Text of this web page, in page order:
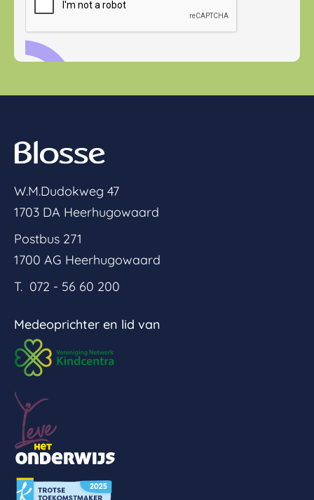
W.M.Dudokweg 47
1703 DA Heerhugowaard
Postbus 271
1700 AG Heerhugowaard
T. 072 - 56 60 200
Medeoprichter en lid van